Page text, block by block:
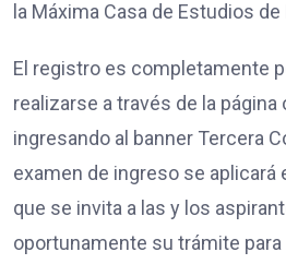
la Máxima Casa de Estudios
El registro es completamente
realizarse a través de la
ingresando al banner Tercera
examen de ingreso se aplicará
que se invita a las y los
oportunamente su trámite para